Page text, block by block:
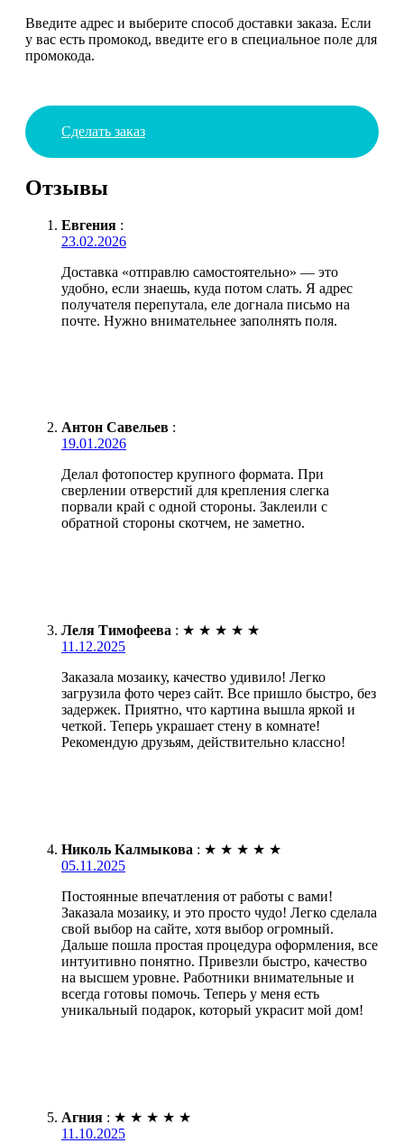
Введите адрес и выберите способ доставки заказа. Если
у вас есть промокод, введите его в специальное поле для
промокода.
Сделать заказ
Отзывы
Евгения :
23.02.2026
Доставка «отправлю самостоятельно» — это
удобно, если знаешь, куда потом слать. Я адрес
получателя перепутала, еле догнала письмо на
почте. Нужно внимательнее заполнять поля.
Антон Савельев :
19.01.2026
Делал фотопостер крупного формата. При
сверлении отверстий для крепления слегка
порвали край с одной стороны. Заклеили с
обратной стороны скотчем, не заметно.
Леля Тимофеева : ★ ★ ★ ★ ★
11.12.2025
Заказала мозаику, качество удивило! Легко
загрузила фото через сайт. Все пришло быстро, без
задержек. Приятно, что картина вышла яркой и
четкой. Теперь украшает стену в комнате!
Рекомендую друзьям, действительно классно!
Николь Калмыкова : ★ ★ ★ ★ ★
05.11.2025
Постоянные впечатления от работы с вами!
Заказала мозаику, и это просто чудо! Легко сделала
свой выбор на сайте, хотя выбор огромный.
Дальше пошла простая процедура оформления, все
интуитивно понятно. Привезли быстро, качество
на высшем уровне. Работники внимательные и
всегда готовы помочь. Теперь у меня есть
уникальный подарок, который украсит мой дом!
Агния : ★ ★ ★ ★ ★
11.10.2025